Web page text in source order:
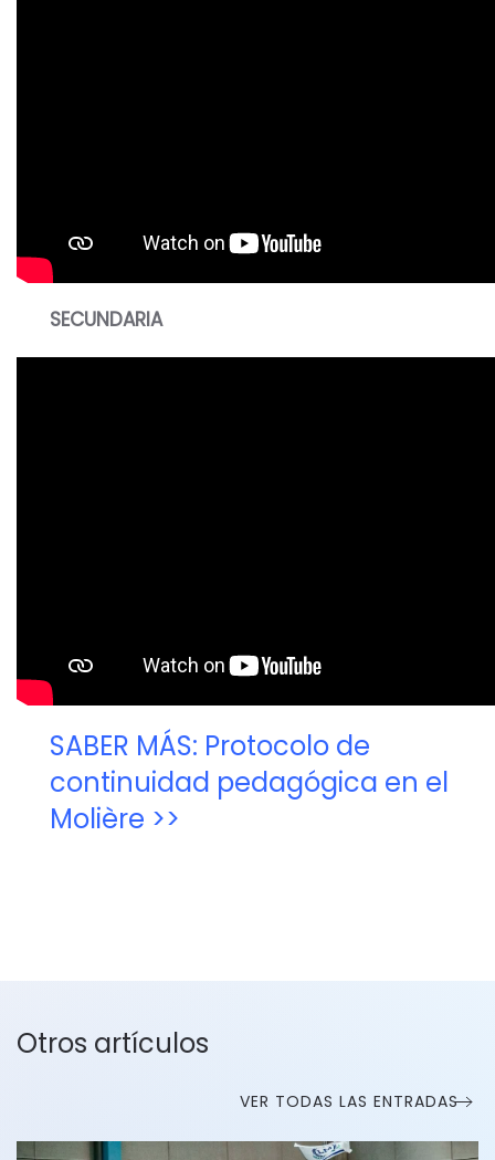
SECUNDARIA
SABER MÁS: Protocolo de
continuidad pedagógica en el
Molière >>
Otros artículos
VER TODAS LAS ENTRADAS